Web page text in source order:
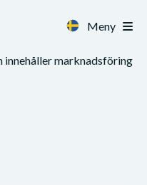
Meny
innehåller marknadsföring